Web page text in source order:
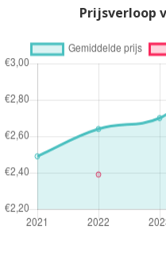
Prijsverloop